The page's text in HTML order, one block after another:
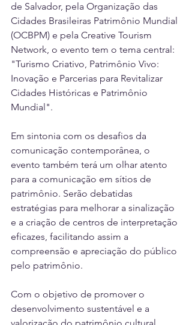
de Salvador, pela Organização das
Cidades Brasileiras Patrimônio Mundial
(OCBPM) e pela Creative Tourism
Network, o evento tem o tema central:
"Turismo Criativo, Patrimônio Vivo:
Inovação e Parcerias para Revitalizar
Cidades Históricas e Patrimônio
Mundial".
Em sintonia com os desafios da
comunicação contemporânea, o
evento também terá um olhar atento
para a comunicação em sítios de
patrimônio. Serão debatidas
estratégias para melhorar a sinalização
e a criação de centros de interpretação
eficazes, facilitando assim a
compreensão e apreciação do público
pelo patrimônio.
Com o objetivo de promover o
desenvolvimento sustentável e a